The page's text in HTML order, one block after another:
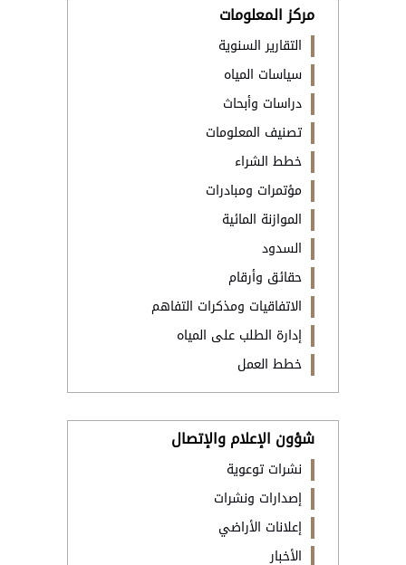
مركز المعلومات
التقارير السنوية
سياسات المياه
دراسات وأبحاث
تصنيف المعلومات
خطط الشراء
مؤتمرات ومبادرات
الموازنة المائية
السدود
حقائق وأرقام
الاتفاقيات ومذكرات التفاهم
إدارة الطلب على المياه
خطط العمل
شؤون الإعلام والإتصال
نشرات توعوية
إصدارات ونشرات
إعلانات الأراضي
الأخبار